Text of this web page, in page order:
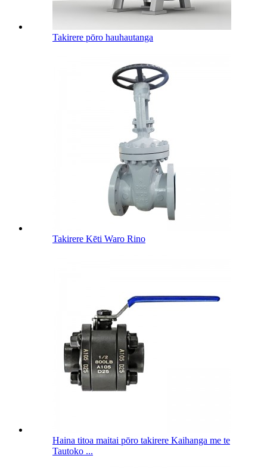
Takirere pōro hauhautanga
Takirere Kēti Waro Rino
Haina titoa maitai pōro takirere Kaihanga me te
Tautoko ...